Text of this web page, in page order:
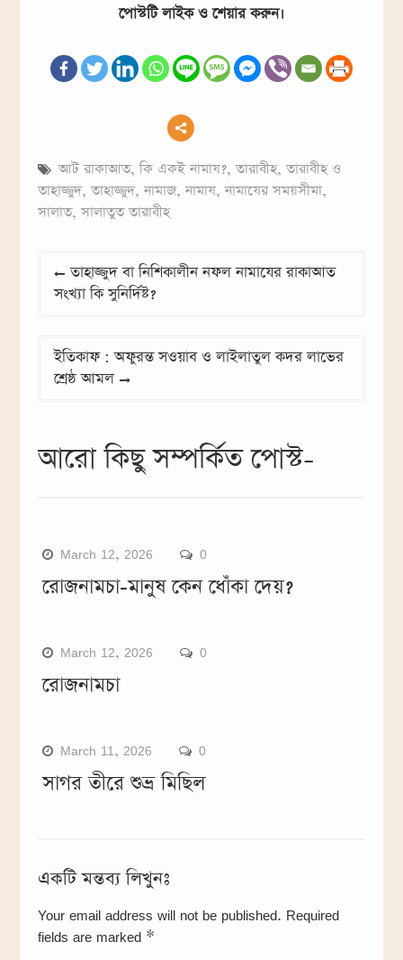
পোস্টটি লাইক ও শেয়ার করুন।
আট রাকাআত,কি একই নামায?,তারাবীহ,তারাবীহ ও
তাহাজ্জুদ,তাহাজ্জুদ,নামাজ,নামায,নামাযের সময়সীমা,
সালাত,সালাতুত তারাবীহ
Post
navigation
তাহাজ্জুদ বা নিশিকালীন নফল নামাযের রাকাআত
সংখ্যা কি সুনির্দিষ্ট?
ইতিকাফ : অফুরন্ত সওয়াব ও লাইলাতুল কদর লাভের
শ্রেষ্ঠ আমল
আরো কিছু সম্পর্কিত পোস্ট-
March 12, 2026 0
রোজনামচা-মানুষ কেন ধোঁকা দেয়?
March 12, 2026 0
রোজনামচা
March 11, 2026 0
সাগর তীরে শুভ্র মিছিল
একটি মন্তব্য লিখুনঃ
Your email address will not be published. Required
fields are marked *